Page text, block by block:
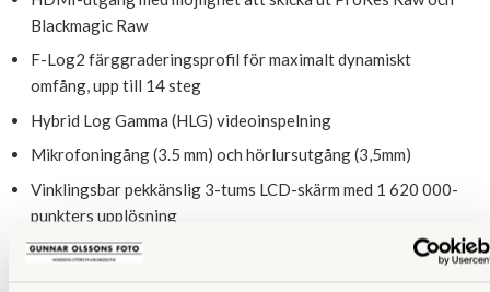
Blackmagic Raw
F-Log2 färggraderingsprofil för maximalt dynamiskt
omfång, upp till 14 steg
Hybrid Log Gamma (HLG) videoinspelning
Mikrofoningång (3.5 mm) och hörlursutgång (3,5mm)
Vinklingsbar pekkänslig 3-tums LCD-skärm med 1 620 000-
punkters upplösning
Elektronisk sökare med 5 760 000-punkters upplösning,